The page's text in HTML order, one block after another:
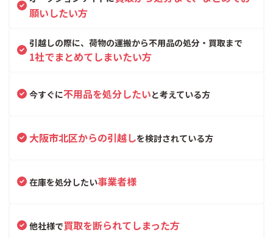
願いしたい方
引越しの際に、荷物の運搬から不用品の処分・買取まで
1社でまとめてしまいたい方
今すぐに不用品を処分したいと考えている方
大阪市北区からの引越しを検討されている方
在庫を処分したい事業者様
他社様で買取を断られてしまった方